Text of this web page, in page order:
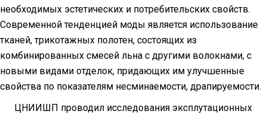
необходимых эстетических и потребительских свойств.
Современной тенденцией моды является использование
тканей, трикотажных полотен, состоящих из
комбинированных смесей льна с другими волокнами, с
новыми видами отделок, придающих им улучшенные
свойства по показателям несминаемости, драпируемости.
ЦНИИШП проводил исследования эксплутационных